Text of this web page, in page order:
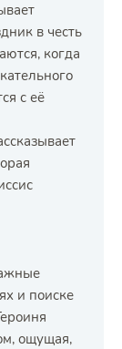
в честь
когда
с её
и поиске
ощущая,